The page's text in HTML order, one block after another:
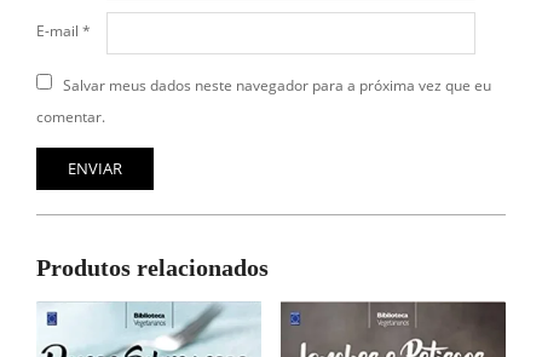
E-mail *
Salvar meus dados neste navegador para a próxima vez que eu
comentar.
Produtos relacionados